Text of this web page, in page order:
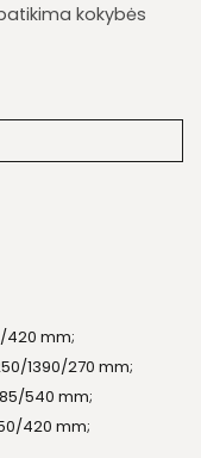
kokybės
420 mm;
1390/270 mm;
540 mm;
420 mm;